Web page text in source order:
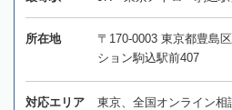
所在地
〒170-0003 東京都豊島
ション駒込駅前407
対応エリア 東京、全国オンライン相